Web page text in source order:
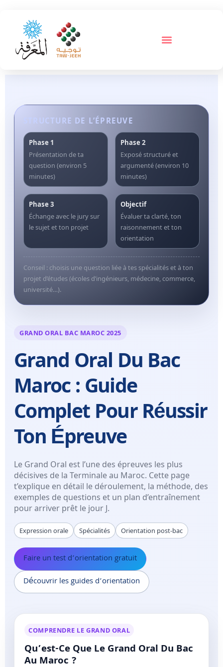
GRAND ORAL BAC MAROC 2025
Grand Oral Du Bac
Maroc : Guide
Complet Pour Réussir
Ton Épreuve
Le Grand Oral est l’une des épreuves les plus
décisives de la Terminale au Maroc. Cette page
t’explique en détail le déroulement, la méthode, des
exemples de questions et un plan d’entraînement
pour arriver prêt le jour J.
Expression orale Spécialités Orientation post-bac
Faire un test d’orientation gratuit
Découvrir les guides d’orientation
STRUCTURE DE L’ÉPREUVE
Phase 1
Présentation de ta
question (environ 5
minutes)
Phase 2
Exposé structuré et
argumenté (environ 10
minutes)
Phase 3
Échange avec le jury sur
le sujet et ton projet
Objectif
Évaluer ta clarté, ton
raisonnement et ton
orientation
Conseil : choisis une question liée à tes spécialités et à ton
projet d’études (écoles d’ingénieurs, médecine, commerce,
université…).
COMPRENDRE LE GRAND ORAL
Qu’est-Ce Que Le Grand Oral Du Bac
Au Maroc ?